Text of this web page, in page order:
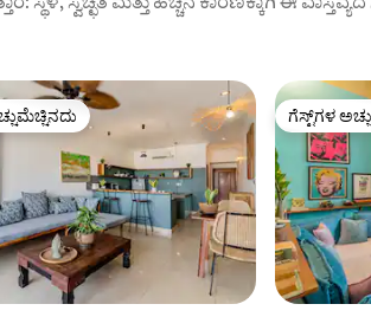
98 ವಿಮರ್ಶೆಗಳು
ಗೆಸ್ಟ್‌ಗಳ
ಗೆಸ್ಟ್‌ಗಳ